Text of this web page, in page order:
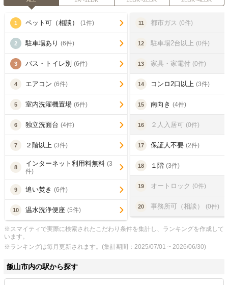
1 ペット可（相談） (1件)
2 駐車場あり (6件)
3 バス・トイレ別 (6件)
4 エアコン (6件)
5 室内洗濯機置場 (6件)
6 独立洗面台 (4件)
7 ２階以上 (3件)
8 インターネット利用料無料 (3
件)
9 追い焚き (6件)
10 温水洗浄便座 (5件)
11 都市ガス (0件)
12 駐車場2台以上 (0件)
13 家具・家電付 (0件)
14 コンロ2口以上 (3件)
15 南向き (4件)
16 ２人入居可 (0件)
17 保証人不要 (2件)
18 １階 (3件)
19 オートロック (0件)
20 事務所可（相談） (0件)
※スマイティで実際に検索されたこだわり条件を集計し、ランキングを作成して
います。
※ランキングは毎月更新されます。(集計期間：2025/07/01 ~ 2026/06/30)
飯山市内の駅から探す